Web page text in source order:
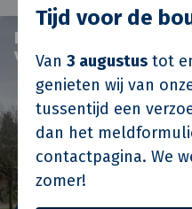
Tijd voor de
Van 3 augustus tot
genieten wij van
tussentijd een
dan het
contactpagina. We
zomer!
Het verzamelde hout
Tricht